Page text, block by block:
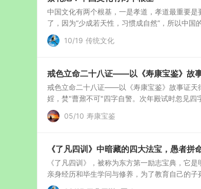
中国文化有两个根基，一是孝道，孝道最重要
了，因为“少成若天性，习惯成自然”，所以中国
10/19 传统文化
戒色立命二十八证——以《寿康宝鉴》故
戒色立命二十八证——以《寿康宝鉴》故事证天
婬，焚"曹鼐不可"四字自警。次年殿试时忽见四
05/10 寿康宝鉴
《了凡四训》中暗藏的四大法宝，愚者拼
《了凡四训》，被称为东方第一励志宝典，它
亲身经历和毕生学问与修养，为了教育自己的